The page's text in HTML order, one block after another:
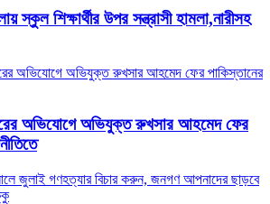
স্কুল শিক্ষার্থীর উপর সন্ত্রাসী হামলা,নারীসহ
অভিযোগে অভিযুক্ত রুখসার আহমেদ ফের